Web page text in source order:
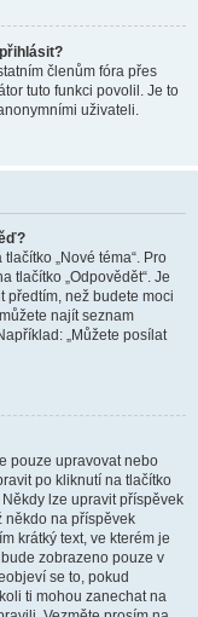
členům fóra přes
tuto funkci povolil. Je to
uživateli.
„Nové téma“. Pro
tlačítko „Odpovědět“. Je
předtím, než budete moci
najít seznam
„Můžete posílat
pouze upravovat nebo
po kliknutí na tlačítko
lze upravit příspěvek
někdo na příspěvek
krátký text, ve kterém je
zobrazeno pouze v
se to, pokud
ti mohou zanechat na